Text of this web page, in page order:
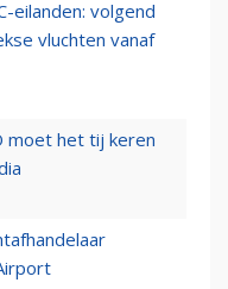
eilanden: volgend
vluchten vanaf
moet het tij keren